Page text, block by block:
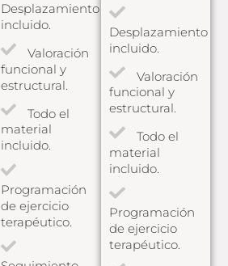
Desplazamiento
incluido.
Valoración
funcional y
estructural.
Todo el
material
incluido.
Programación
de ejercicio
terapéutico.
Desplazamiento
incluido.
Valoración
funcional y
estructural.
Todo el
material
incluido.
Programación
de ejercicio
terapéutico.